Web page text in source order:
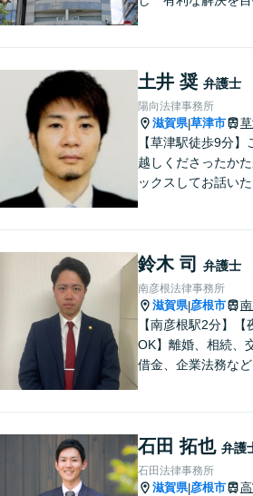
土井 奨 弁護士
陽向法律事務所
滋賀県|草津市
【草津駅徒歩9分】
越しくださったか
ックスしてお話いた
です。 ご相談を躊
る方もお気軽に、ご
らしてください。
鈴木 司 弁護士
南彦根法律事務所
滋賀県|彦根市
【南彦根駅2分】【
OK】離婚、相続、
借金、企業法務など
をモットーに、皆様
に合った解決を図っ
ます。お気軽にご
石田 拓也 弁護
石田法律事務所
滋賀県|彦根市